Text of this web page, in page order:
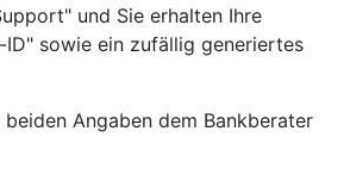
und Sie erhalten Ihre
ID" sowie ein zufällig generiertes
Angaben dem Bankberater